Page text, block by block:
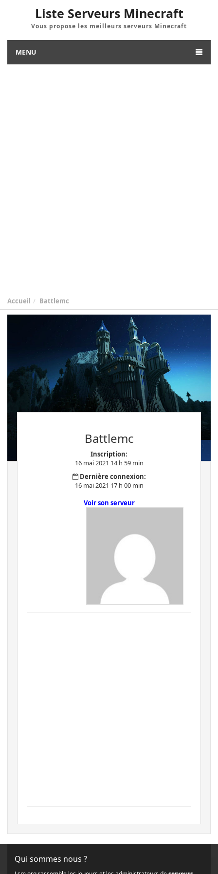
Liste Serveurs Minecraft
Vous propose les meilleurs serveurs Minecraft
MENU
Accueil Battlemc
Battlemc
Inscription:
16 mai 2021 14 h 59 min
Dernière connexion:
16 mai 2021 17 h 00 min
Voir son serveur
Qui sommes nous ?